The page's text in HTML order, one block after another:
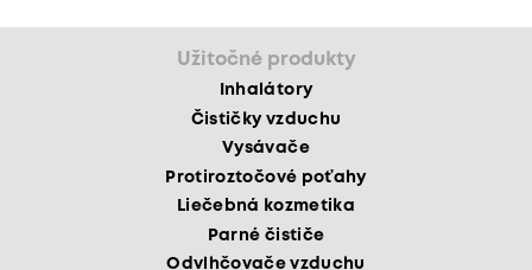
Užitočné produkty
Inhalátory
Čističky vzduchu
Vysávače
Protiroztočové poťahy
Liečebná kozmetika
Parné čističe
Odvlhčovače vzduchu